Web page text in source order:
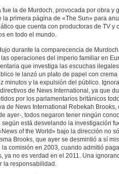
fue la de Murdoch, provocada por obra y
la primera página de «The Sun» para
que cuenta con productoras de TV y
en todo el mundo.
durante la comparecencia de
operaciones del imperio familiar en
que investiga las escuchas
le lanzó un plato de papel con
minutos y la expulsión del público.
de News International, ya que
por los parlamentarios británicos
de News International Rebekah
ayer-, todos negaron tener ningún
está desvelando la investigación
of the World» bajo la dirección no
Brooks, que ayer se desmintió a sí
comisión en 2003, cuando admitió
ya no es verdad en el 2011. Una
la responsabilidad.